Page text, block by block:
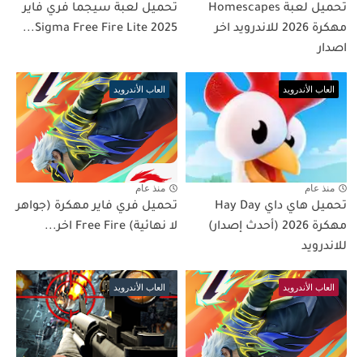
تحميل لعبة Homescapes
مهكرة 2026 للاندرويد اخر
اصدار
تحميل لعبة سيجما فري فاير
Sigma Free Fire Lite 2025...
العاب الأندرويد
منذ عام
تحميل هاي داي Hay Day
مهكرة 2026 (أحدث إصدار)
للاندرويد
العاب الأندرويد
منذ عام
تحميل فري فاير مهكرة (جواهر
لا نهائية) Free Fire اخر...
العاب الأندرويد العاب الأندرويد